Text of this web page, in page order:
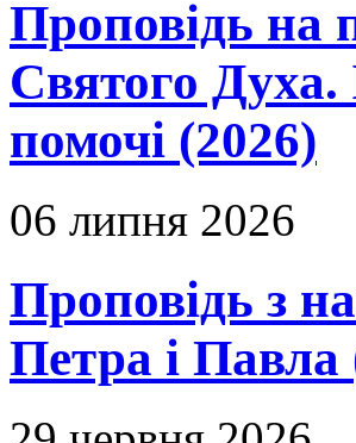
Проповідь на
Святого Духа.
помочі (2026)
06 липня 2026
Проповідь з
Петра і Павла